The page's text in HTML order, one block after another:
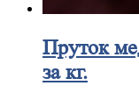
Пруток
за кг.